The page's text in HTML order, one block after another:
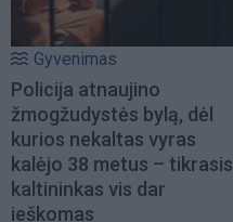
Gyvenimas
Policija atnaujino
žmogžudystės bylą, dėl
kurios nekaltas vyras
kalėjo 38 metus – tikrasis
kaltininkas vis dar
ieškomas